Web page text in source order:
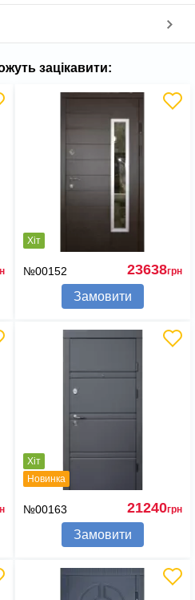
зацікавити:
Хіт
№00152 23638грн
Замовити
Хіт
Новинка
№00163 21240грн
Замовити